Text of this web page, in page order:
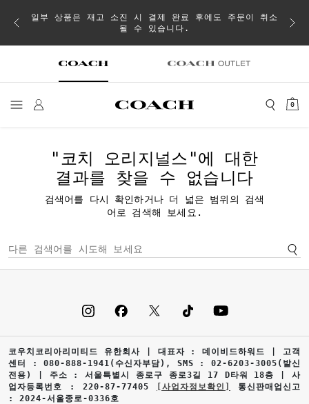
일부 상품은 재고 소진 시 결제 완료 후에도 주문이 취소
될 수 있습니다.
0
"코치 오리지널스"에 대한
결과를 찾을 수 없습니다
검색어를 다시 확인하거나 더 넓은 범위의 검색
어로 검색해 보세요.
코우치코리아리미티드 유한회사 | 대표자 : 데이비드하워드 | 고객
센터 : 080-888-1941(수신자부담), SMS : 02-6203-3005(발신
전용) | 주소 : 서울특별시 종로구 종로3길 17 D타워 18층 | 사
업자등록번호 : 220-87-77405
[사업자정보확인]
통신판매업신고
: 2024-서울종로-0336호